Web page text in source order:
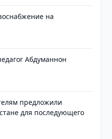
на
Абдуманнон
предложили
для последующего